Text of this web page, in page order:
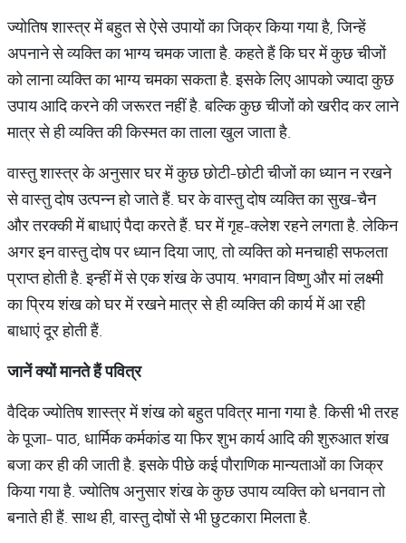
ज्योतिष शास्त्र में बहुत से ऐसे उपायों का जिक्र किया गया है, जिन्हें
अपनाने से व्यक्ति का भाग्य चमक जाता है. कहते हैं कि घर में कुछ चीजों
को लाना व्यक्ति का भाग्य चमका सकता है. इसके लिए आपको ज्यादा कुछ
उपाय आदि करने की जरूरत नहीं है. बल्कि कुछ चीजों को खरीद कर लाने
मात्र से ही व्यक्ति की किस्मत का ताला खुल जाता है.
वास्तु शास्त्र के अनुसार घर में कुछ छोटी-छोटी चीजों का ध्यान न रखने
से वास्तु दोष उत्पन्न हो जाते हैं. घर के वास्तु दोष व्यक्ति का सुख-चैन
और तरक्की में बाधाएं पैदा करते हैं. घर में गृह-क्लेश रहने लगता है. लेकिन
अगर इन वास्तु दोष पर ध्यान दिया जाए, तो व्यक्ति को मनचाही सफलता
प्राप्त होती है. इन्हीं में से एक शंख के उपाय. भगवान विष्णु और मां लक्ष्मी
का प्रिय शंख को घर में रखने मात्र से ही व्यक्ति की कार्य में आ रही
बाधाएं दूर होती हैं.
जानेंक्योंमानतेहैंपवित्र
वैदिक ज्योतिष शास्त्र में शंख को बहुत पवित्र माना गया है. किसी भी तरह
के पूजा- पाठ, धार्मिक कर्मकांड या फिर शुभ कार्य आदि की शुरुआत शंख
बजा कर ही की जाती है. इसके पीछे कई पौराणिक मान्यताओं का जिक्र
किया गया है. ज्योतिष अनुसार शंख के कुछ उपाय व्यक्ति को धनवान तो
बनाते ही हैं. साथ ही, वास्तु दोषों से भी छुटकारा मिलता है.